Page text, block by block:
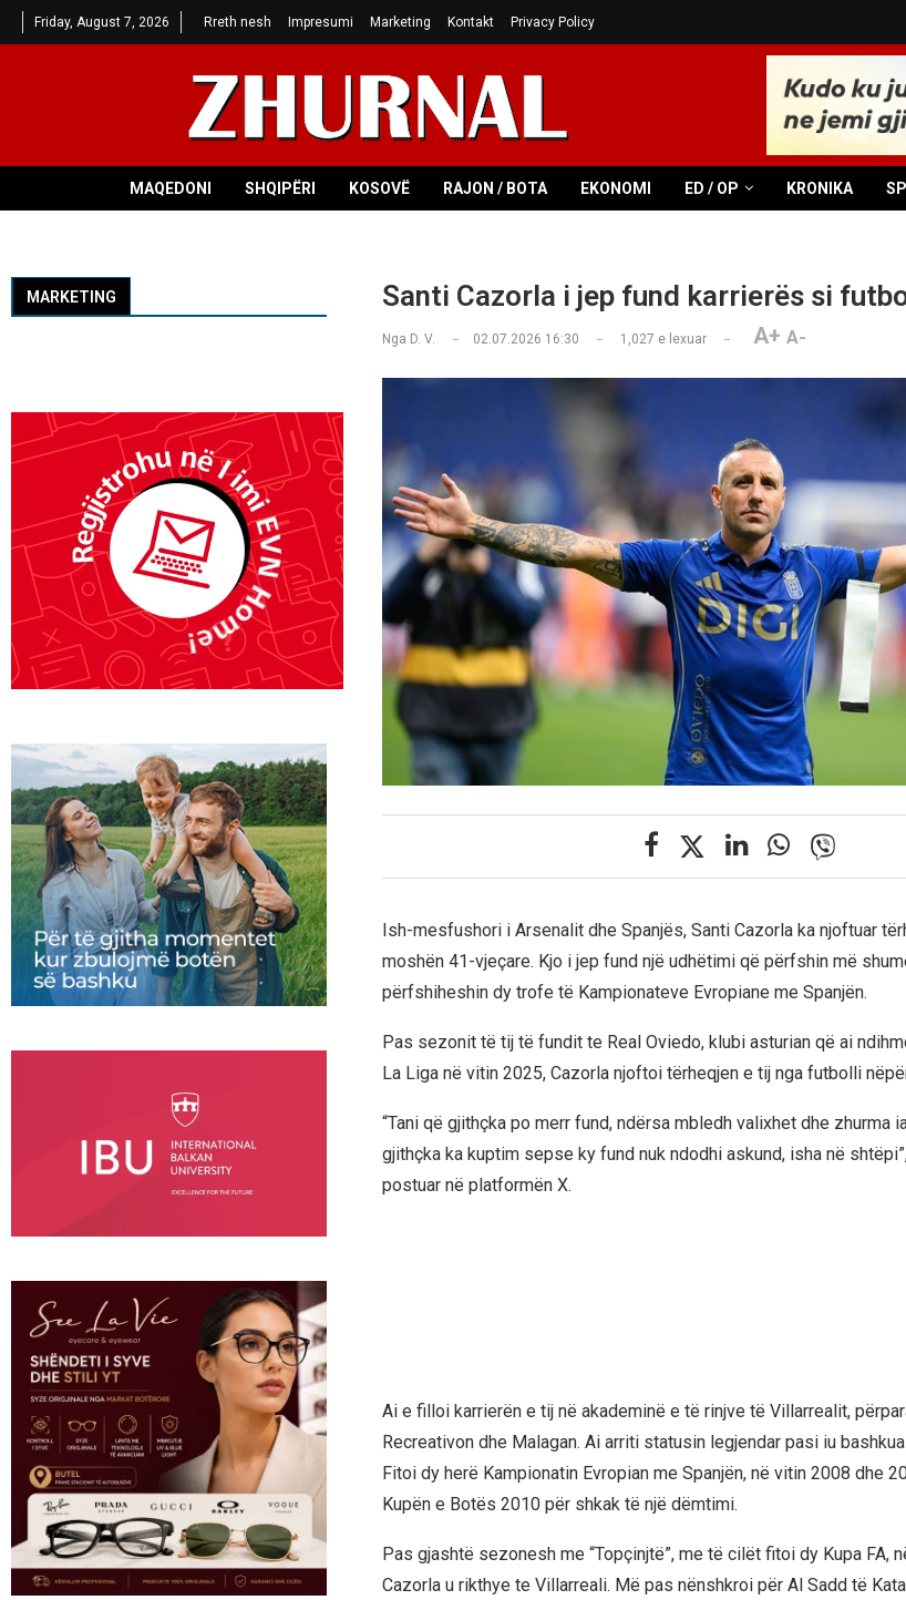
Friday, August 7, 2026 Rreth nesh Impresumi Marketing Kontakt Privacy Policy
MAQEDONI SHQIPËRI KOSOVË RAJON / BOTA EKONOMI ED / OP KRONIKA
Santi Cazorla i jep fund karrierës si
Nga D. V. 02.07.2026 16:30 1,027 e lexuar A+ A-
Ish-mesfushori i Arsenalit dhe Spanjës, Santi Cazorla ka njoftuar
moshën 41-vjeçare. Kjo i jep fund një udhëtimi që përfshin më
përfshiheshin dy trofe të Kampionateve Evropiane me Spanjën.
Pas sezonit të tij të fundit te Real Oviedo, klubi asturian që ai
La Liga në vitin 2025, Cazorla njoftoi tërheqjen e tij nga futbolli
“Tani që gjithçka po merr fund, ndërsa mbledh valixhet dhe zhurma
gjithçka ka kuptim sepse ky fund nuk ndodhi askund, isha në
postuar në platformën X.
Ai e filloi karrierën e tij në akademinë e të rinjve të Villarrealit,
Recreativon dhe Malagan. Ai arriti statusin legjendar pasi iu
Fitoi dy herë Kampionatin Evropian me Spanjën, në vitin 2008 dhe
Kupën e Botës 2010 për shkak të një dëmtimi.
Pas gjashtë sezonesh me “Topçinjtë”, me të cilët fitoi dy Kupa FA,
Cazorla u rikthye te Villarreali. Më pas nënshkroi për Al Sadd të
MARKETING